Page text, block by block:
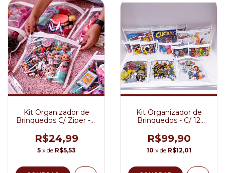
Kit Organizador de
Brinquedos C/ Ziper - 3
R$24,99
5 x de R$5,53
Kit Organizador de
Brinquedos - C/ 12
diferentes
R$99,90
10 x de R$12,01